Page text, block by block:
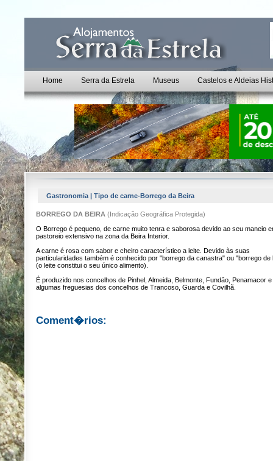
Home Serra da Estrela Museus Castelos e Aldeias
Gastronomia | Tipo de carne-Borrego da Beira
BORREGO DA BEIRA (Indicação Geográfica Protegida)
O Borrego é pequeno, de carne muito tenra e saborosa devido ao seu maneio
pastoreio extensivo na zona da Beira Interior.
A carne é rosa com sabor e cheiro característico a leite. Devido às suas
particularidades também é conhecido por "borrego da canastra" ou "borrego de
(o leite constitui o seu único alimento).
É produzido nos concelhos de Pinhel, Almeida, Belmonte, Fundão, Penamacor e
algumas freguesias dos concelhos de Trancoso, Guarda e Covilhã.
Coment�rios: